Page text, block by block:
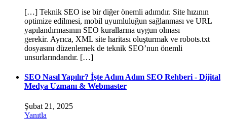
[…] Teknik SEO ise bir diğer önemli adımdır. Site hızının
optimize edilmesi, mobil uyumluluğun sağlanması ve URL
yapılandırmasının SEO kurallarına uygun olması
gerekir. Ayrıca, XML site haritası oluşturmak ve robots.txt
dosyasını düzenlemek de teknik SEO’nun önemli
unsurlarındandır. […]
SEO Nasıl Yapılır? İşte Adım Adım SEO Rehberi - Dijital
Medya Uzmanı & Webmaster
Şubat 21, 2025
Yanıtla